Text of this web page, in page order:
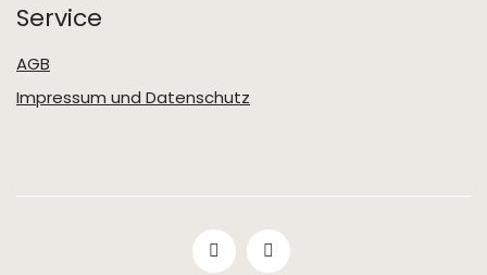
Service
AGB
Impressum und Datenschutz